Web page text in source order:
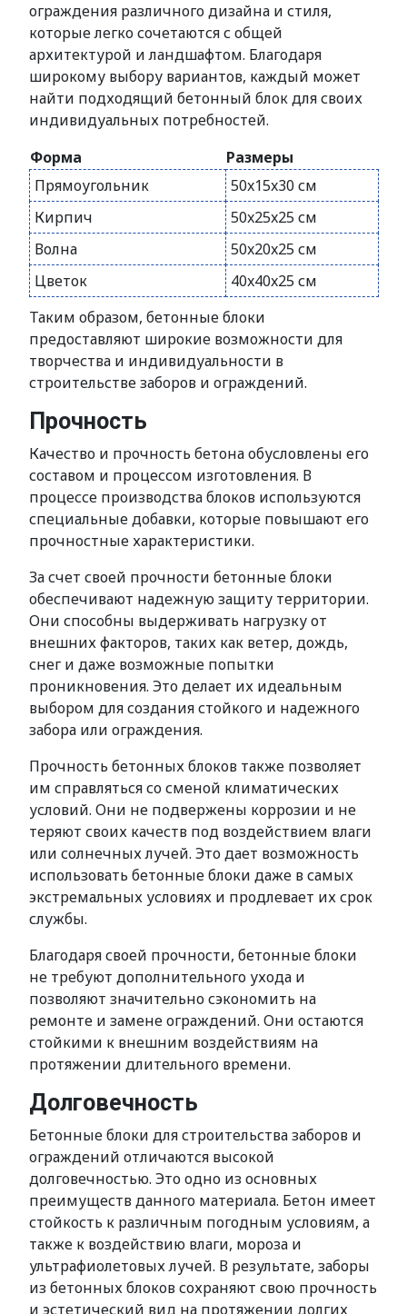
ограждения различного дизайна и стиля,
которые легко сочетаются с общей
архитектурой и ландшафтом. Благодаря
широкому выбору вариантов, каждый может
найти подходящий бетонный блок для своих
индивидуальных потребностей.
Форма
Размеры
Прямоугольник
50x15x30 см
Кирпич
50x25x25 см
Волна
50x20x25 см
Цветок
40x40x25 см
Таким образом, бетонные блоки
предоставляют широкие возможности для
творчества и индивидуальности в
строительстве заборов и ограждений.
Прочность
Качество и прочность бетона обусловлены его
составом и процессом изготовления. В
процессе производства блоков используются
специальные добавки, которые повышают его
прочностные характеристики.
За счет своей прочности бетонные блоки
обеспечивают надежную защиту территории.
Они способны выдерживать нагрузку от
внешних факторов, таких как ветер, дождь,
снег и даже возможные попытки
проникновения. Это делает их идеальным
выбором для создания стойкого и надежного
забора или ограждения.
Прочность бетонных блоков также позволяет
им справляться со сменой климатических
условий. Они не подвержены коррозии и не
теряют своих качеств под воздействием влаги
или солнечных лучей. Это дает возможность
использовать бетонные блоки даже в самых
экстремальных условиях и продлевает их срок
службы.
Благодаря своей прочности, бетонные блоки
не требуют дополнительного ухода и
позволяют значительно сэкономить на
ремонте и замене ограждений. Они остаются
стойкими к внешним воздействиям на
протяжении длительного времени.
Долговечность
Бетонные блоки для строительства заборов и
ограждений отличаются высокой
долговечностью. Это одно из основных
преимуществ данного материала. Бетон имеет
стойкость к различным погодным условиям, а
также к воздействию влаги, мороза и
ультрафиолетовых лучей. В результате, заборы
из бетонных блоков сохраняют свою прочность
и эстетический вид на протяжении долгих